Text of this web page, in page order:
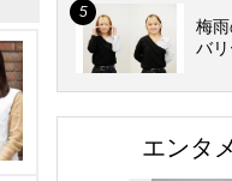
梅
バリ
エンタ